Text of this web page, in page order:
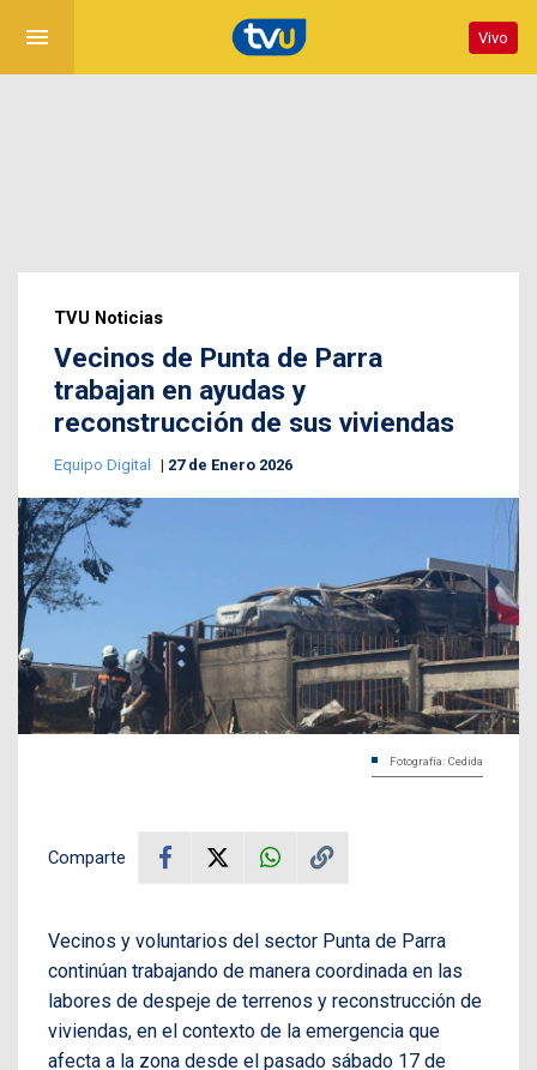
menu Vivo
TVU Noticias
Vecinos de Punta de Parra
trabajan en ayudas y
reconstrucción de sus viviendas
Equipo Digital 27 de Enero 2026
Fotografía: Cedida
Comparte
Vecinos y voluntarios del sector Punta de Parra
continúan trabajando de manera coordinada en las
labores de despeje de terrenos y reconstrucción de
viviendas, en el contexto de la emergencia que
afecta a la zona desde el pasado sábado 17 de